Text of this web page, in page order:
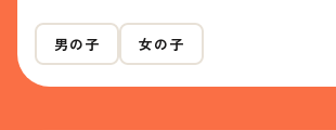
男の子 女の子